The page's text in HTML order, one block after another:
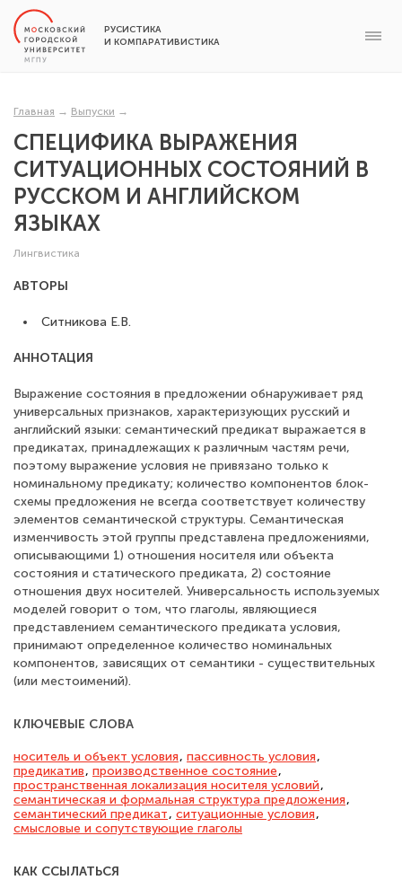
РУСИСТИКА
И КОМПАРАТИВИСТИКА
Главная → Выпуски →
СПЕЦИФИКА ВЫРАЖЕНИЯ
СИТУАЦИОННЫХ СОСТОЯНИЙ В
РУССКОМ И АНГЛИЙСКОМ
ЯЗЫКАХ
Лингвистика
АВТОРЫ
Ситникова Е.В.
АННОТАЦИЯ
Выражение состояния в предложении обнаруживает ряд
универсальных признаков, характеризующих русский и
английский языки: семантический предикат выражается в
предикатах, принадлежащих к различным частям речи,
поэтому выражение условия не привязано только к
номинальному предикату; количество компонентов блок-
схемы предложения не всегда соответствует количеству
элементов семантической структуры. Семантическая
изменчивость этой группы представлена предложениями,
описывающими 1) отношения носителя или объекта
состояния и статического предиката, 2) состояние
отношения двух носителей. Универсальность используемых
моделей говорит о том, что глаголы, являющиеся
представлением семантического предиката условия,
принимают определенное количество номинальных
компонентов, зависящих от семантики - существительных
(или местоимений).
КЛЮЧЕВЫЕ СЛОВА
носитель и объект условия, пассивность условия,
предикатив, производственное состояние,
пространственная локализация носителя условий,
семантическая и формальная структура предложения,
семантический предикат, ситуационные условия,
смысловые и сопутствующие глаголы
КАК ССЫЛАТЬСЯ